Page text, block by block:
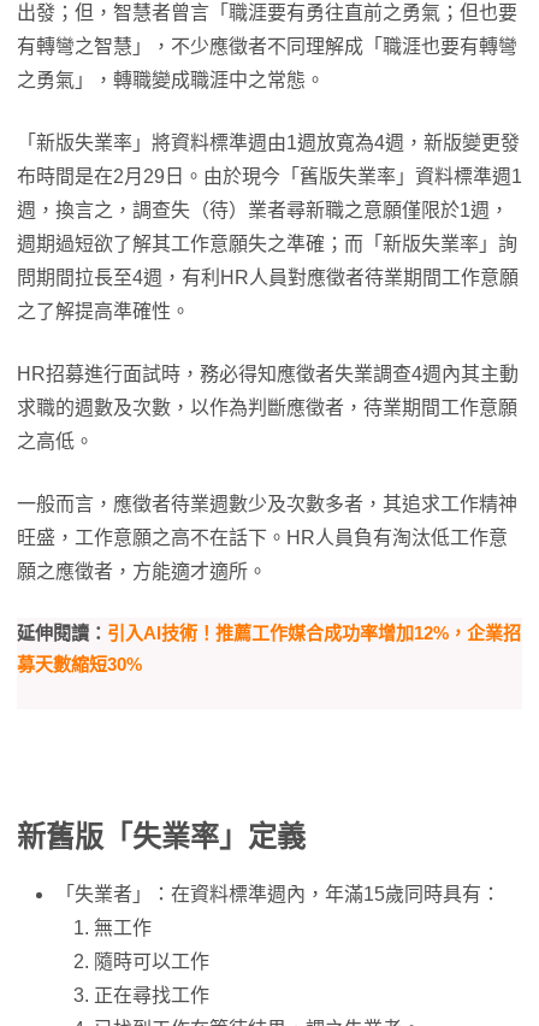
出發；但，智慧者曾言「職涯要有勇往直前之勇氣；但也要
有轉彎之智慧」，不少應徵者不同理解成「職涯也要有轉彎
之勇氣」，轉職變成職涯中之常態。
「新版失業率」將資料標準週由1週放寬為4週，新版變更發
布時間是在2月29日。由於現今「舊版失業率」資料標準週1
週，換言之，調查失（待）業者尋新職之意願僅限於1週，
週期過短欲了解其工作意願失之準確；而「新版失業率」詢
問期間拉長至4週，有利HR人員對應徵者待業期間工作意願
之了解提高準確性。
HR招募進行面試時，務必得知應徵者失業調查4週內其主動
求職的週數及次數，以作為判斷應徵者，待業期間工作意願
之高低。
一般而言，應徵者待業週數少及次數多者，其追求工作精神
旺盛，工作意願之高不在話下。HR人員負有淘汰低工作意
願之應徵者，方能適才適所。
延伸閱讀： 引入AI技術！推薦工作媒合成功率增加12%，企業招
募天數縮短30%
新舊版「失業率」定義
「失業者」：在資料標準週內，年滿15歲同時具有：
無工作
隨時可以工作
正在尋找工作